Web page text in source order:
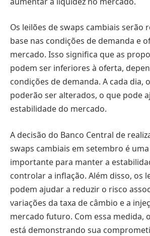
Os leilões de swaps cambiais serão
base nas condições de demanda e
mercado. Isso significa que as
podem ser inferiores à oferta,
condições de demanda. A cada dia,
poderão ser alterados, o que pode
estabilidade do mercado.
A decisão do Banco Central de
swaps cambiais em setembro é
importante para manter a
controlar a inflação. Além disso, os
podem ajudar a reduzir o risco
variações da taxa de câmbio e a
mercado futuro. Com essa medida,
está demonstrando sua